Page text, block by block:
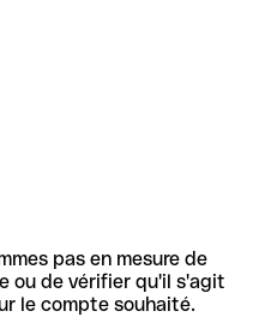
pas en mesure de
ou de vérifier qu'il s'agit
le compte souhaité.